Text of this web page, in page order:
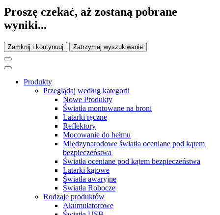
Proszę czekać, aż zostaną pobrane
wyniki...
Zamknij i kontynuuj Zatrzymaj wyszukiwanie
Produkty
Przeglądaj według kategorii
Nowe Produkty
Światła montowane na broni
Latarki ręczne
Reflektory
Mocowanie do hełmu
Międzynarodowe światła oceniane pod kątem
bezpieczeństwa
Światła oceniane pod kątem bezpieczeństwa
Latarki kątowe
Światła awaryjne
Światła Robocze
Rodzaje produktów
Akumulatorowe